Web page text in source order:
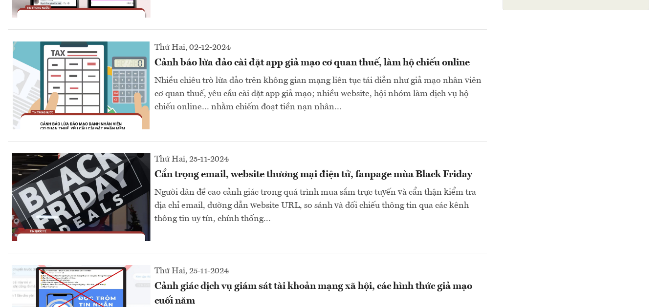
Thứ Hai, 02-12-2024
Cảnh báo lừa đảo cài đặt app giả mạo cơ quan thuế, làm hộ chiếu online
Nhiều chiêu trò lừa đảo trên không gian mạng liên tục tái diễn như giả mạo nhân viên
cơ quan thuế, yêu cầu cài đặt app giả mạo; nhiều website, hội nhóm làm dịch vụ hộ
chiếu online… nhằm chiếm đoạt tiền nạn nhân…
Thứ Hai, 25-11-2024
Cẩn trọng email, website thương mại điện tử, fanpage mùa Black Friday
Người dân đề cao cảnh giác trong quá trình mua sắm trực tuyến và cẩn thận kiểm tra
địa chỉ email, đường dẫn website URL, so sánh và đối chiếu thông tin qua các kênh
thông tin uy tín, chính thống...
Thứ Hai, 25-11-2024
Cảnh giác dịch vụ giám sát tài khoản mạng xã hội, các hình thức giả mạo
cuối năm